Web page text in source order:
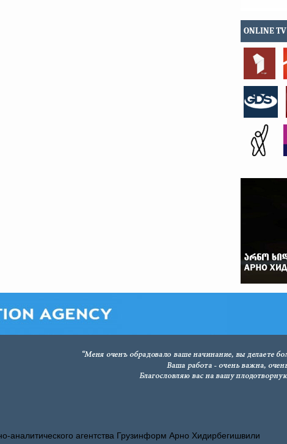
ONLINE TV
аналитического агентства Грузинформ Арно Хидирбегишвили